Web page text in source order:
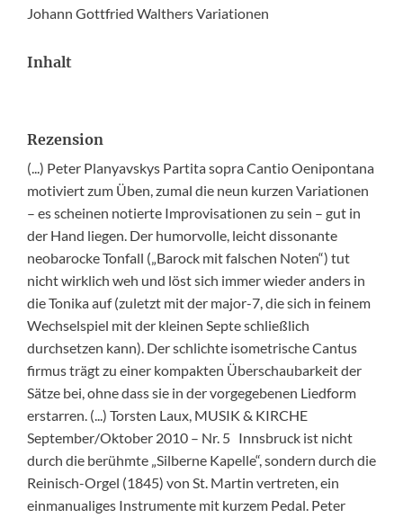
Johann Gottfried Walthers Variationen
Inhalt
Rezension
(...) Peter Planyavskys Partita sopra Cantio Oenipontana
motiviert zum Üben, zumal die neun kurzen Variationen
– es scheinen notierte Improvisationen zu sein – gut in
der Hand liegen. Der humorvolle, leicht dissonante
neobarocke Tonfall („Barock mit falschen Noten“) tut
nicht wirklich weh und löst sich immer wieder anders in
die Tonika auf (zuletzt mit der major-7, die sich in feinem
Wechselspiel mit der kleinen Septe schließlich
durchsetzen kann). Der schlichte isometrische Cantus
firmus trägt zu einer kompakten Überschaubarkeit der
Sätze bei, ohne dass sie in der vorgegebenen Liedform
erstarren. (...) Torsten Laux, MUSIK & KIRCHE
September/Oktober 2010 – Nr. 5 Innsbruck ist nicht
durch die berühmte „Silberne Kapelle“, sondern durch die
Reinisch-Orgel (1845) von St. Martin vertreten, ein
einmanualiges Instrumente mit kurzem Pedal. Peter